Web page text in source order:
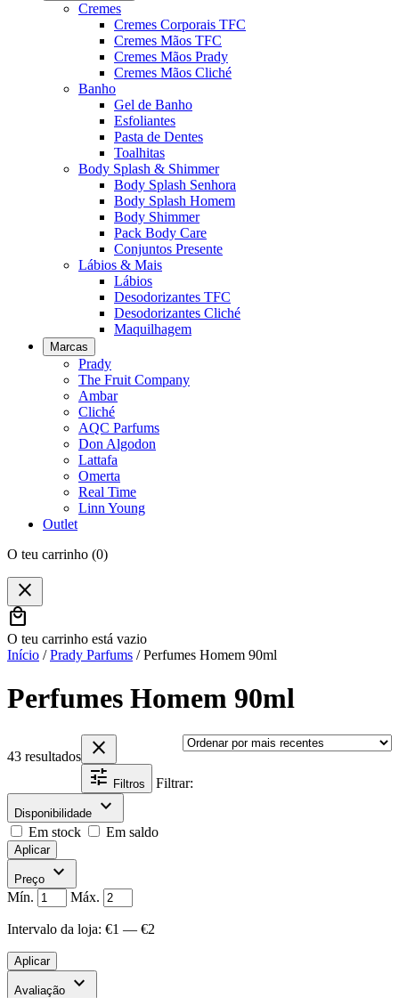
Cremes
Cremes Corporais TFC
Cremes Mãos TFC
Cremes Mãos Prady
Cremes Mãos Cliché
Banho
Gel de Banho
Esfoliantes
Pasta de Dentes
Toalhitas
Body Splash & Shimmer
Body Splash Senhora
Body Splash Homem
Body Shimmer
Pack Body Care
Conjuntos Presente
Lábios & Mais
Lábios
Desodorizantes TFC
Desodorizantes Cliché
Maquilhagem
Marcas
Prady
The Fruit Company
Ambar
Cliché
AQC Parfums
Don Algodon
Lattafa
Omerta
Real Time
Linn Young
Outlet
O teu carrinho (0)
close
local_mall
O teu carrinho está vazio
Início /Prady Parfums / Perfumes Homem 90ml
Perfumes Homem 90ml
43 resultados
close
tune Filtros Filtrar:
Disponibilidade expand_more
Em stock Em saldo
Aplicar
Preço expand_more
Mín. Máx.
Intervalo da loja: €1 — €2
Aplicar
Avaliação expand_more